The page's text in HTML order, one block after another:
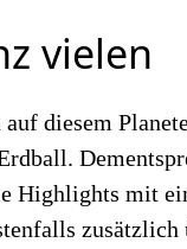
vielen
diesem
Highlights mit